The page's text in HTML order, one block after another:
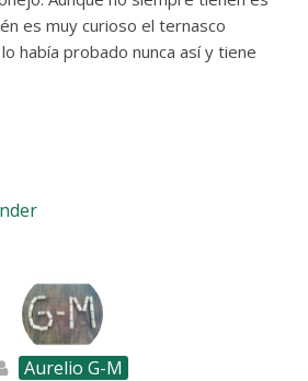
es muy curioso el ternasco
había probado nunca así y tiene
Aurelio G-M